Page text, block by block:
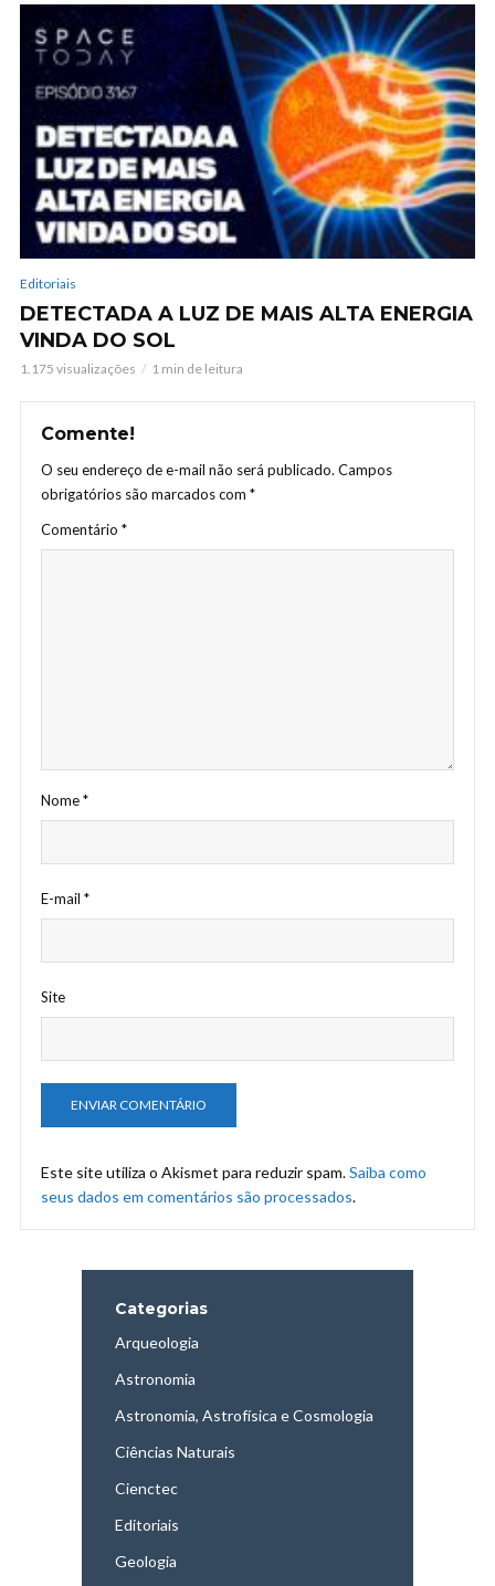
Editoriais
DETECTADA A LUZ DE MAIS ALTA ENERGIA
VINDA DO SOL
1.175 visualizações 1 min de leitura
Comente!
O seu endereço de e-mail não será publicado. Campos
obrigatórios são marcados com *
Comentário *
Nome*
E-mail *
Site
Este site utiliza o Akismet para reduzir spam.Saiba como
seus dados em comentários são processados.
Categorias
Arqueologia
Astronomia
Astronomia, Astrofísica e Cosmologia
Ciências Naturais
Cienctec
Editoriais
Geologia